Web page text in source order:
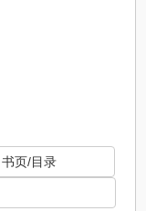
书页/目录